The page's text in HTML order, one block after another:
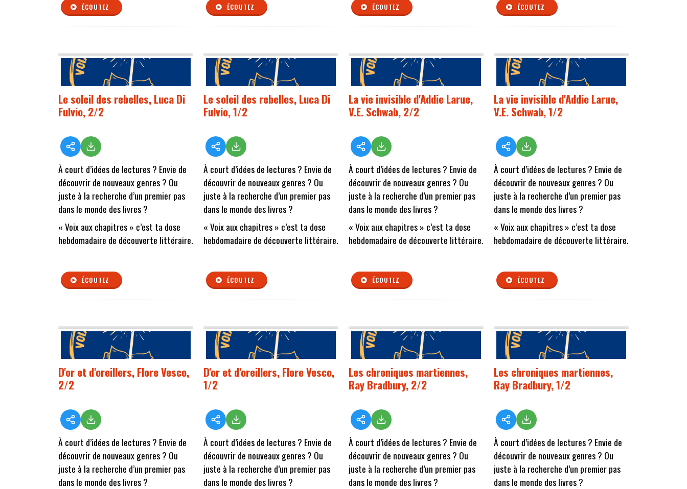
ÉCOUTEZ ÉCOUTEZ ÉCOUTEZ ÉCOUTEZ
Le soleil des rebelles, Luca Di
Fulvio, 2/2
À court d’idées de lectures ? Envie de
découvrir de nouveaux genres ? Ou
juste à la recherche d’un premier pas
dans le monde des livres ?
« Voix aux chapitres » c’est ta dose
hebdomadaire de découverte littéraire.
ÉCOUTEZ
Le soleil des rebelles, Luca Di
Fulvio, 1/2
À court d’idées de lectures ? Envie de
découvrir de nouveaux genres ? Ou
juste à la recherche d’un premier pas
dans le monde des livres ?
« Voix aux chapitres » c’est ta dose
hebdomadaire de découverte littéraire.
ÉCOUTEZ
La vie invisible d'Addie Larue,
V.E. Schwab, 2/2
À court d’idées de lectures ? Envie de
découvrir de nouveaux genres ? Ou
juste à la recherche d’un premier pas
dans le monde des livres ?
« Voix aux chapitres » c’est ta dose
hebdomadaire de découverte littéraire.
ÉCOUTEZ
La vie invisible d'Addie Larue,
V.E. Schwab, 1/2
À court d’idées de lectures ? Envie de
découvrir de nouveaux genres ? Ou
juste à la recherche d’un premier pas
dans le monde des livres ?
« Voix aux chapitres » c’est ta dose
hebdomadaire de découverte littéraire.
ÉCOUTEZ
D'or et d'oreillers, Flore Vesco,
2/2
À court d’idées de lectures ? Envie de
découvrir de nouveaux genres ? Ou
juste à la recherche d’un premier pas
dans le monde des livres ?
D'or et d'oreillers, Flore Vesco,
1/2
À court d’idées de lectures ? Envie de
découvrir de nouveaux genres ? Ou
juste à la recherche d’un premier pas
dans le monde des livres ?
Les chroniques martiennes,
Ray Bradbury, 2/2
À court d’idées de lectures ? Envie de
découvrir de nouveaux genres ? Ou
juste à la recherche d’un premier pas
dans le monde des livres ?
Les chroniques martiennes,
Ray Bradbury, 1/2
À court d’idées de lectures ? Envie de
découvrir de nouveaux genres ? Ou
juste à la recherche d’un premier pas
dans le monde des livres ?